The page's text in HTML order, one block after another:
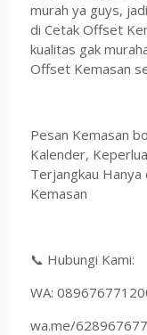
murah ya guys,
di Cetak Offset
kualitas gak
Offset Kemasan
Pesan Kemasan
Kalender,
Terjangkau
Kemasan
📞 Hubungi Kami:
WA:
wa.me/